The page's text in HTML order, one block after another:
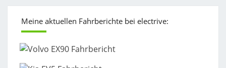
Meine aktuellen Fahrberichte bei electrive: